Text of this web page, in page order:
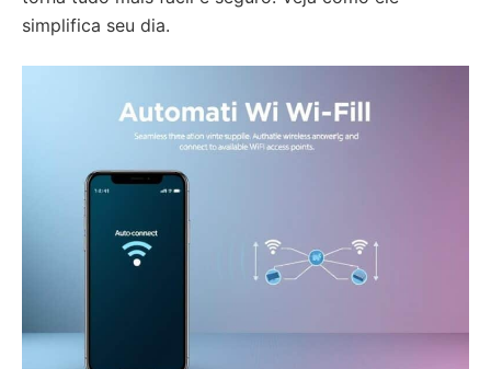
simplifica seu dia.